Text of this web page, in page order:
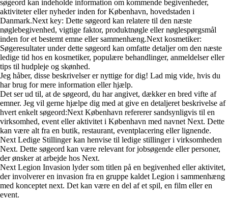
søgeord kan indeholde information om kommende begivenheder,
aktiviteter eller nyheder inden for København, hovedstaden i
Danmark.Next key: Dette søgeord kan relatere til den næste
nøglebegivenhed, vigtige faktor, produktnøgle eller nøglespørgsmål
inden for et bestemt emne eller sammenhæng.Next kosmetiker:
Søgeresultater under dette søgeord kan omfatte detaljer om den næste
ledige tid hos en kosmetiker, populære behandlinger, anmeldelser eller
tips til hudpleje og skønhed.
Jeg håber, disse beskrivelser er nyttige for dig! Lad mig vide, hvis du
har brug for mere information eller hjælp.
Det ser ud til, at de søgeord, du har angivet, dækker en bred vifte af
emner. Jeg vil gerne hjælpe dig med at give en detaljeret beskrivelse af
hvert enkelt søgeord:Next København refererer sandsynligvis til en
virksomhed, event eller aktivitet i København med navnet Next. Dette
kan være alt fra en butik, restaurant, eventplacering eller lignende.
Next Ledige Stillinger kan henvise til ledige stillinger i virksomheden
Next. Dette søgeord kan være relevant for jobsøgende eller personer,
der ønsker at arbejde hos Next.
Next Legion Invasion lyder som titlen på en begivenhed eller aktivitet,
der involverer en invasion fra en gruppe kaldet Legion i sammenhæng
med konceptet next. Det kan være en del af et spil, en film eller en
event.